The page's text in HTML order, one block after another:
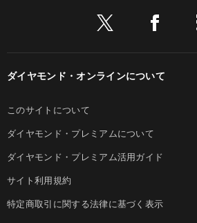
ダイヤモンド・オンラインについて
このサイトについて
ダイヤモンド・プレミアムについて
ダイヤモンド・プレミアム活用ガイド
サイト利用規約
特定商取引に関する法律に基づく表示